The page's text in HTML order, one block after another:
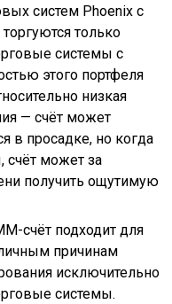
систем Phoenix с
только
системы с
этого портфеля
низкая
— счёт может
в просадке, но когда
счёт может за
получить ощутимую
счёт подходит для
причинам
исключительно
системы.